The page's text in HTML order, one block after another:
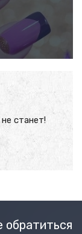
станет!